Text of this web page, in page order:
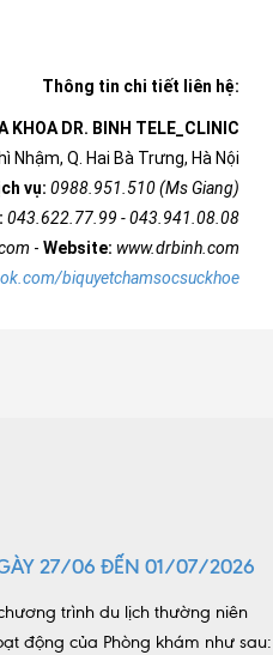
Thông tin chi tiết liên hệ:
KHOA DR. BINH TELE_CLINIC
Nhậm, Q. Hai Bà Trưng, Hà Nội
vụ: 0988.951.510 (Ms Giang)
043.622.77.99 - 043.941.08.08
- Website: www.drbinh.com
biquyetchamsocsuckhoe
27/06 ĐẾN 01/07/2026
trình du lịch thường niên
động của Phòng khám như sau: